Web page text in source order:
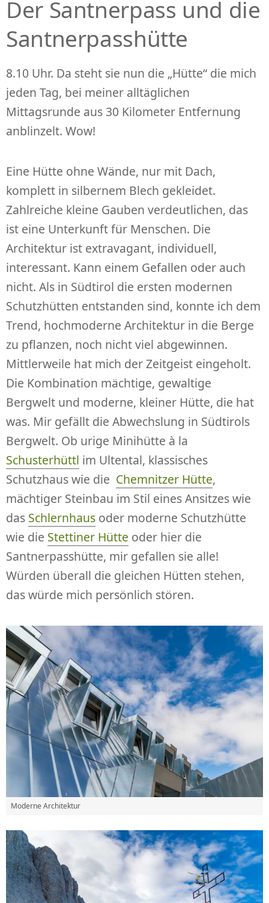
Der Santnerpass und die
Santnerpasshütte
8.10 Uhr. Da steht sie nun die „Hütte“ die mich
jeden Tag, bei meiner alltäglichen
Mittagsrunde aus 30 Kilometer Entfernung
anblinzelt. Wow!
Eine Hütte ohne Wände, nur mit Dach,
komplett in silbernem Blech gekleidet.
Zahlreiche kleine Gauben verdeutlichen, das
ist eine Unterkunft für Menschen. Die
Architektur ist extravagant, individuell,
interessant. Kann einem Gefallen oder auch
nicht. Als in Südtirol die ersten modernen
Schutzhütten entstanden sind, konnte ich dem
Trend, hochmoderne Architektur in die Berge
zu pflanzen, noch nicht viel abgewinnen.
Mittlerweile hat mich der Zeitgeist eingeholt.
Die Kombination mächtige, gewaltige
Bergwelt und moderne, kleiner Hütte, die hat
was. Mir gefällt die Abwechslung in Südtirols
Bergwelt. Ob urige Minihütte à la
Schusterhüttl im Ultental, klassisches
Schutzhaus wie die Chemnitzer Hütte,
mächtiger Steinbau im Stil eines Ansitzes wie
das Schlernhaus oder moderne Schutzhütte
wie die Stettiner Hütte oder hier die
Santnerpasshütte, mir gefallen sie alle!
Würden überall die gleichen Hütten stehen,
das würde mich persönlich stören.
Moderne Architektur